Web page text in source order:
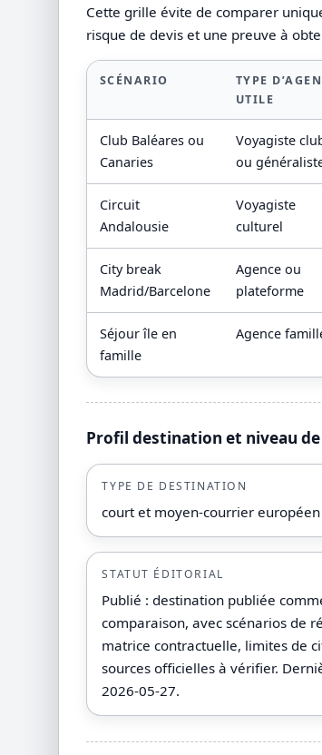
Cette grille évite de comparer
risque de devis et une preuve à
SCÉNARIO
TYPE
UTILE
Club Baléares ou
Canaries
Voyagiste
ou
Circuit
Andalousie
Voyagiste
culturel
City break
Madrid/Barcelone
Agence ou
plateforme
Séjour île en
famille
Agence
Profil destination et niveau
TYPE DE DESTINATION
court et moyen-courrier européen
STATUT ÉDITORIAL
Publié : destination publiée
comparaison, avec scénarios de
matrice contractuelle, limites de
sources officielles à vérifier.
2026-05-27.